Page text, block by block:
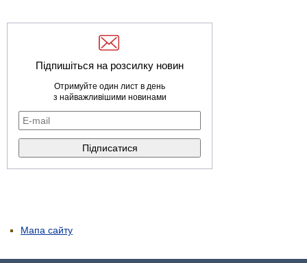
Підпишіться на розсилку новин
Отримуйте один лист в день
з найважливішими новинами
Мапа сайту